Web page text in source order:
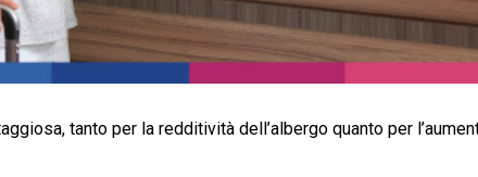
tanto per la redditività dell’albergo quanto per